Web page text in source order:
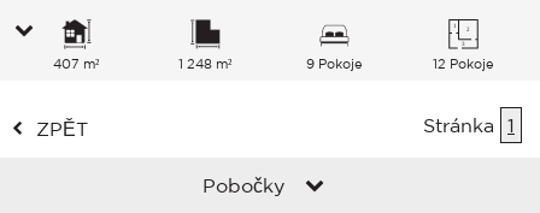
407 m² 1 248 m² 9 Pokoje 12 Pokoje
ZPĚT Stránka 1
Pobočky